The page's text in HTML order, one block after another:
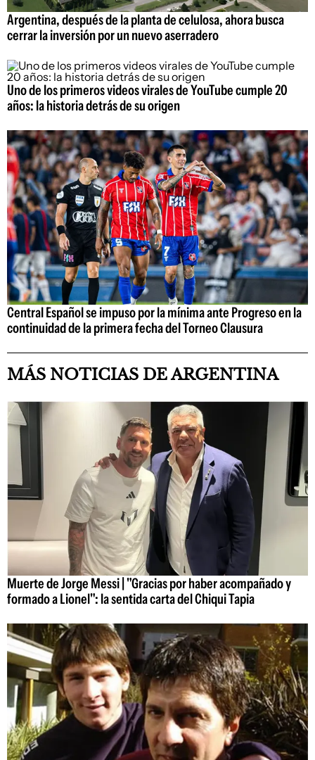
Argentina, después de la planta de celulosa, ahora busca
cerrar la inversión por un nuevo aserradero
Uno de los primeros videos virales de YouTube cumple 20
años: la historia detrás de su origen
Central Español se impuso por la mínima ante Progreso en la
continuidad de la primera fecha del Torneo Clausura
MÁS NOTICIAS DE ARGENTINA
Muerte de Jorge Messi | "Gracias por haber acompañado y
formado a Lionel": la sentida carta del Chiqui Tapia